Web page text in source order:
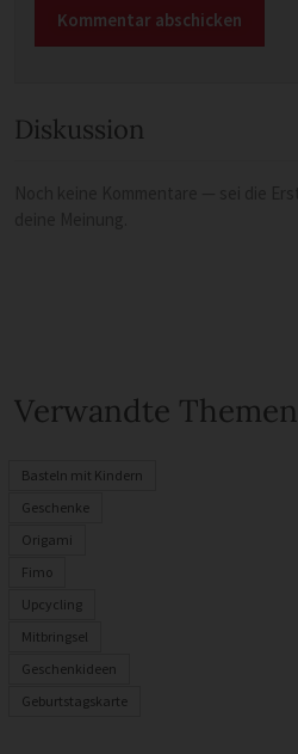
Diskussion
Verwandte Themen
Basteln mit Kindern
Geschenke
Origami
Fimo
Upcycling
Mitbringsel
Geschenkideen
Geburtstagskarte